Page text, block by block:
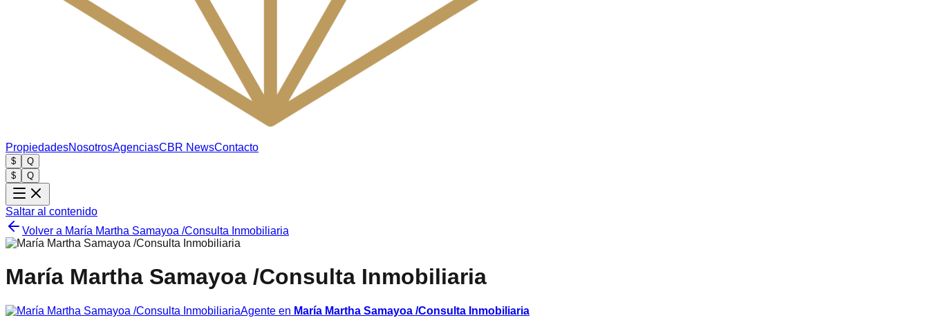
PropiedadesNosotrosAgenciasCBR NewsContacto
$
Q
$
Q
Saltar al contenido
Volver a María Martha Samayoa /Consulta Inmobiliaria
María Martha Samayoa /Consulta Inmobiliaria
Agente en María Martha Samayoa /Consulta Inmobiliaria